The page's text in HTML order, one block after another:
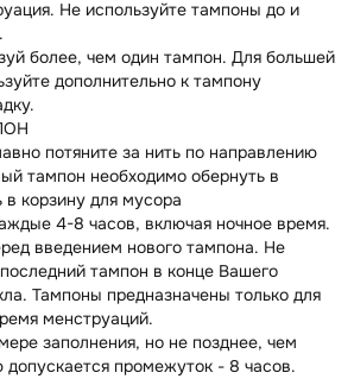
Не используйте тампоны до и
более, чем один тампон. Для большей
дополнительно к тампону
потяните за нить по направлению
тампон необходимо обернуть в
корзину для мусора
4-8 часов, включая ночное время.
введением нового тампона. Не
тампон в конце Вашего
Тампоны предназначены только для
менструаций.
заполнения, но не позднее, чем
допускается промежуток - 8 часов.